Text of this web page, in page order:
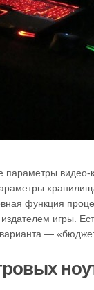
параметры
функция
игры.
—